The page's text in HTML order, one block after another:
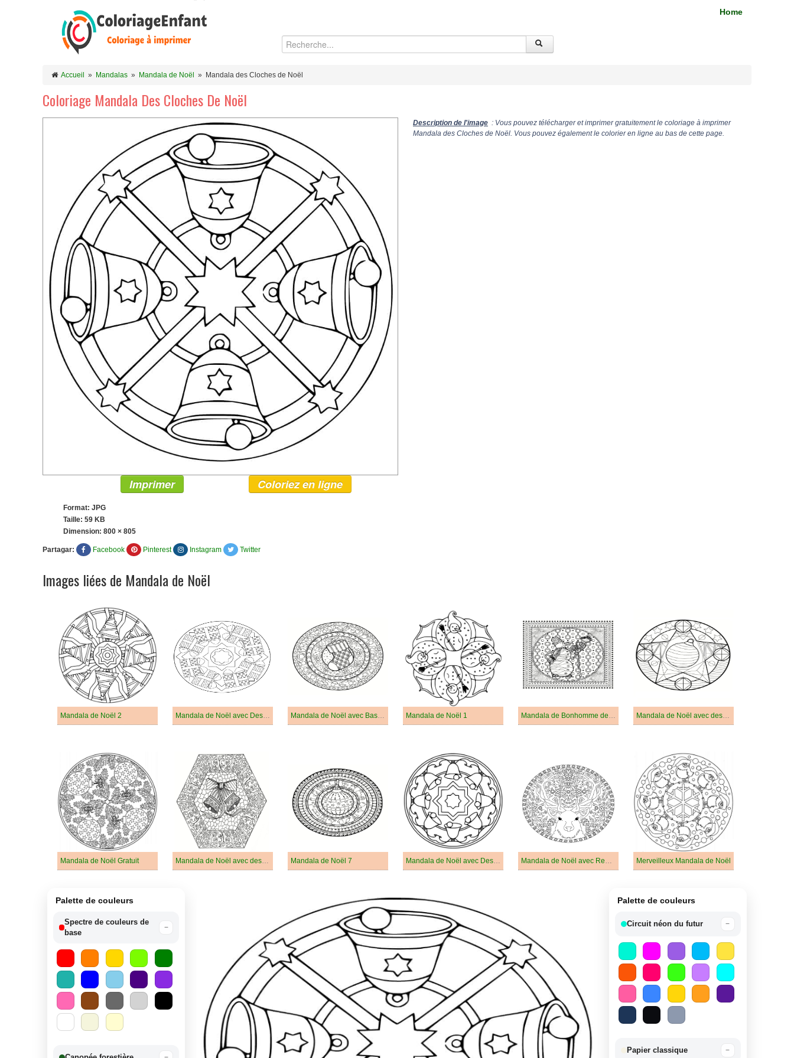
Home
Accueil » Mandalas » Mandala de Noël » Mandala des Cloches de Noël
Coloriage Mandala Des Cloches De Noël
Description de l'image : Vous pouvez télécharger et imprimer gratuitement le coloriage à imprimer
Mandala des Cloches de Noël. Vous pouvez également le colorier en ligne au bas de cette page.
Imprimer Coloriez en ligne
Format: JPG
Taille: 59 KB
Dimension: 800 × 805
Partagar: Facebook Pinterest Instagram Twitter
Images liées de Mandala de Noël
Mandala de Noël 2 Mandala de Noël 1
Mandala de Noël Gratuit Mandala de Noël 7 Merveilleux Mandala de Noël
Palette de couleurs
Spectre de couleurs de
base
−
Palette de couleurs
Circuit néon du futur −
Papier classique −